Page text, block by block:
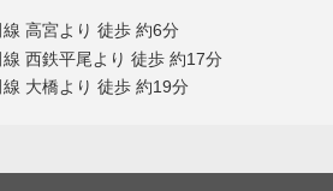
高宮より 徒歩 約6分
西鉄平尾より 徒歩 約17分
大橋より 徒歩 約19分